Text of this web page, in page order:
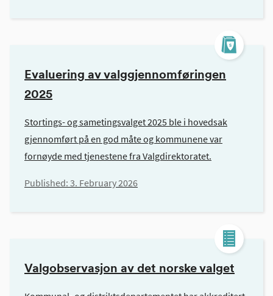
Evaluering av valggjennomføringen
2025
Stortings- og sametingsvalget 2025 ble i hovedsak
gjennomført på en god måte og kommunene var
fornøyde med tjenestene fra Valgdirektoratet.
Published: 3. February 2026
Valgobservasjon av det norske valget